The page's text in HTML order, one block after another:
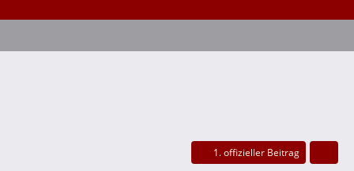
1. offizieller Beitrag